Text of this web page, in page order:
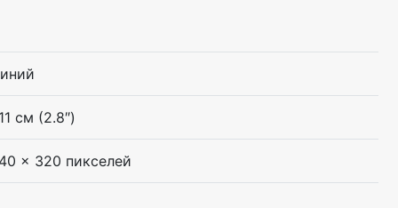
см (2.8″)
x 320 пикселей